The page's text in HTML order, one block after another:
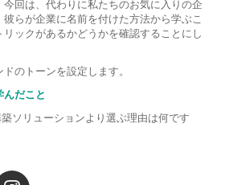
回は、代わりに私たちのお気に入りの企
らが企業に名前を付けた方法から学ぶこ
リックがあるかどうかを確認することにし
のトーンを設定します。
んだこと
ソリューションより選ぶ理由は何です